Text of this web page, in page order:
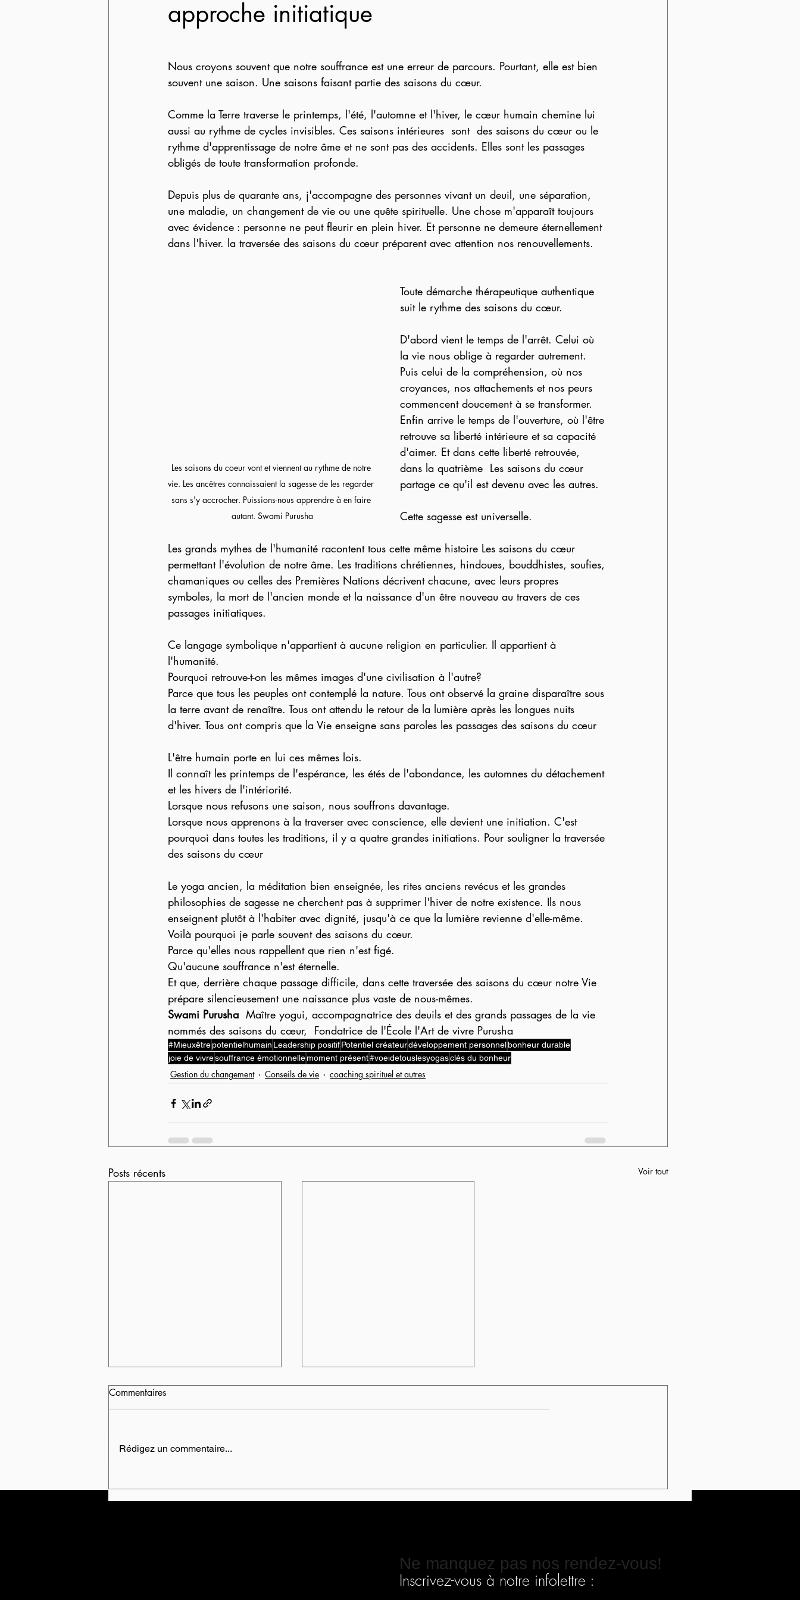
approche initiatique
Nous croyons souvent que notre souffrance est une erreur de parcours. Pourtant, elle est bien
souvent une saison. Une saisons faisant partie des saisons du cœur.
Comme la Terre traverse le printemps, l'été, l'automne et l'hiver, le cœur humain chemine lui
aussi au rythme de cycles invisibles. Ces saisons intérieures  sont  des saisons du cœur ou le
rythme d'apprentissage de notre âme et ne sont pas des accidents. Elles sont les passages
obligés de toute transformation profonde.
Depuis plus de quarante ans, j'accompagne des personnes vivant un deuil, une séparation,
une maladie, un changement de vie ou une quête spirituelle. Une chose m'apparaît toujours
avec évidence : personne ne peut fleurir en plein hiver. Et personne ne demeure éternellement
dans l'hiver. la traversée des saisons du cœur préparent avec attention nos renouvellements.
Les saisons du coeur vont et viennent au rythme de notre
vie. Les ancêtres connaissaient la sagesse de les regarder
sans s'y accrocher. Puissions-nous apprendre à en faire
autant. Swami Purusha
Toute démarche thérapeutique authentique
suit le rythme des saisons du cœur.
D'abord vient le temps de l'arrêt. Celui où
la vie nous oblige à regarder autrement.
Puis celui de la compréhension, où nos
croyances, nos attachements et nos peurs
commencent doucement à se transformer.
Enfin arrive le temps de l'ouverture, où l'être
retrouve sa liberté intérieure et sa capacité
d'aimer. Et dans cette liberté retrouvée,
dans la quatrième  Les saisons du cœur
partage ce qu'il est devenu avec les autres.
Cette sagesse est universelle.
Les grands mythes de l'humanité racontent tous cette même histoire Les saisons du cœur
permettant l'évolution de notre âme. Les traditions chrétiennes, hindoues, bouddhistes, soufies,
chamaniques ou celles des Premières Nations décrivent chacune, avec leurs propres
symboles, la mort de l'ancien monde et la naissance d'un être nouveau au travers de ces
passages initiatiques.
Ce langage symbolique n'appartient à aucune religion en particulier. Il appartient à
l'humanité.
Pourquoi retrouve-t-on les mêmes images d'une civilisation à l'autre?
Parce que tous les peuples ont contemplé la nature. Tous ont observé la graine disparaître sous
la terre avant de renaître. Tous ont attendu le retour de la lumière après les longues nuits
d'hiver. Tous ont compris que la Vie enseigne sans paroles les passages des saisons du cœur
L'être humain porte en lui ces mêmes lois.
Il connaît les printemps de l'espérance, les étés de l'abondance, les automnes du détachement
et les hivers de l'intériorité.
Lorsque nous refusons une saison, nous souffrons davantage.
Lorsque nous apprenons à la traverser avec conscience, elle devient une initiation. C'est
pourquoi dans toutes les traditions, il y a quatre grandes initiations. Pour souligner la traversée
des saisons du cœur
Le yoga ancien, la méditation bien enseignée, les rites anciens revécus et les grandes
philosophies de sagesse ne cherchent pas à supprimer l'hiver de notre existence. Ils nous
enseignent plutôt à l'habiter avec dignité, jusqu'à ce que la lumière revienne d'elle-même.
Voilà pourquoi je parle souvent des saisons du cœur.
Parce qu'elles nous rappellent que rien n'est figé.
Qu'aucune souffrance n'est éternelle.
Et que, derrière chaque passage difficile, dans cette traversée des saisons du cœur notre Vie
prépare silencieusement une naissance plus vaste de nous-mêmes.
Swami Purusha Maître yogui, accompagnatrice des deuils et des grands passages de la vie
nommés des saisons du cœur,  Fondatrice de l'École l'Art de vivre Purusha
#Mieuxêtrepotentielhumain Leadership positifPotentiel créateurdéveloppement personnelbonheur durable
joie de vivresouffrance émotionnellemoment présent#voeidetouslesyogasclés du bonheur
Gestion du changement Conseils de vie coaching spirituel et autres
Posts récents Voir tout
Apprendre à voir la réalité
comme elle est.
LE DÉNI DU DEUIL: CETTE
SOUFFRANCE SILENCIEUSE
Commentaires
Rédigez un commentaire...
Ne manquez pas nos rendez-vous!
Inscrivez-vous à notre infolettre :